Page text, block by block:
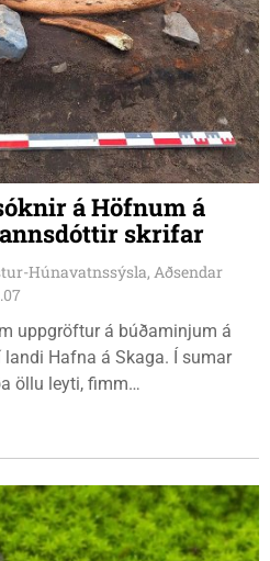
á Höfnum á
skrifar
Húnavatnssýsla, Aðsendar
uppgröftur á búðaminjum á
Hafna á Skaga. Í sumar
öllu leyti, fimm
unnið var á svæðum utan
illa farnar og því oft erfitt að
sjá hvar ein búð endar og
á endanum og myndin